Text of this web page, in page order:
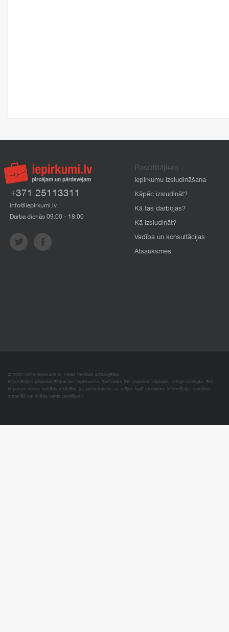
+371 25113311
info@iepirkumi.lv
Darba dienās 09:00 - 18:00
Pasūtītājiem
Iepirkumu izsludināšana
Kāpēc izsludināt?
Kā tas darbojas?
Kā izsludināt?
Vadība un konsultācijas
Atsauksmes
© 2007–2018 Iepirkumi.lv. Visas tiesības aizsargātas.
Informācijas pārpublicēšana bez iepirkumi.lv īpašnieka SIA Imperum atļaujas, stingri aizliegta. SIA
Imperum nenes nekādu atbildību, ja, pamatojoties uz mājas lapā atrodamo informāciju, radušies
materiāli vai citāda veida zaudējumi.